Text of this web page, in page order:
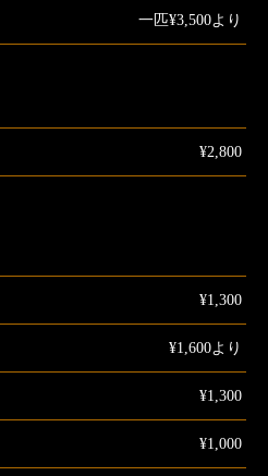
一匹¥3,500より
¥2,800
¥1,300
¥1,600より
¥1,300
¥1,000